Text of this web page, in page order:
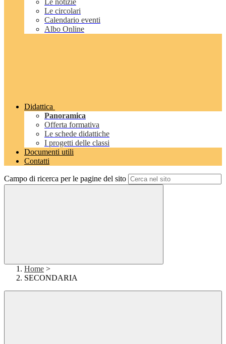
Le notizie
Le circolari
Calendario eventi
Albo Online
Didattica
Panoramica
Offerta formativa
Le schede didattiche
I progetti delle classi
Documenti utili
Contatti
Campo di ricerca per le pagine del sito
Home >
SECONDARIA